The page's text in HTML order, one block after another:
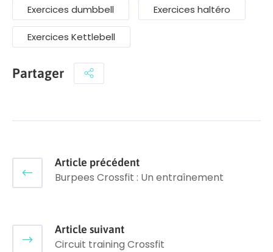
Exercices dumbbell Exercices haltéro
Exercices Kettlebell
Partager
Article précédent
Burpees Crossfit : Un entraînement
Article suivant
Circuit training Crossfit